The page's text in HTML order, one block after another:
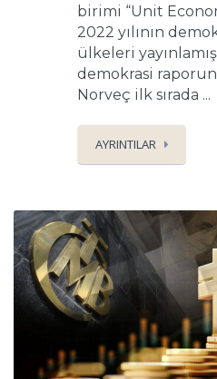
birimi “Unit
2022 yılının
ülkeleri
demokrasi
Norveç ilk sırada ...
AYRINTILAR